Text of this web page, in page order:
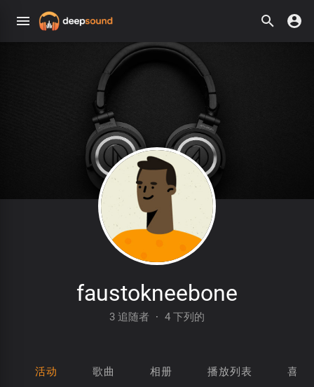
faustokneebone
3 追随者 · 4 下列的
活动 歌曲 相册 播放列表 喜欢